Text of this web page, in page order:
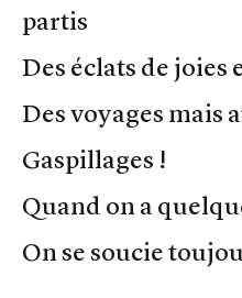
partis
Des éclats de joies
Des voyages mais
Gaspillages !
Quand on a
On se soucie